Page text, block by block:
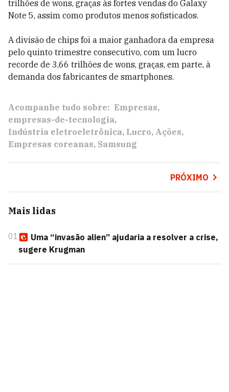
trilhões de wons, graças às fortes vendas do Galaxy
Note 5, assim como produtos menos sofisticados.
A divisão de chips foi a maior ganhadora da empresa
pelo quinto trimestre consecutivo, com um lucro
recorde de 3,66 trilhões de wons, graças, em parte, à
demanda dos fabricantes de smartphones.
Acompanhe tudo sobre: Empresas
empresas-de-tecnologia
Indústria eletroeletrônica Lucro Ações
Empresas coreanas Samsung
PRÓXIMO
Mais lidas
01
Uma “invasão alien” ajudaria a resolver a crise,
sugere Krugman